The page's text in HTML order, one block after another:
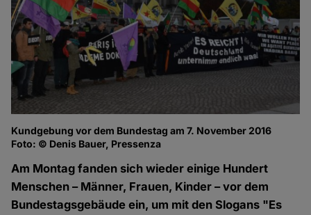
Kundgebung vor dem Bundestag am 7. November 2016
Foto: © Denis Bauer, Pressenza
Am Montag fanden sich wieder einige Hundert
Menschen – Männer, Frauen, Kinder – vor dem
Bundestagsgebäude ein, um mit den Slogans "Es